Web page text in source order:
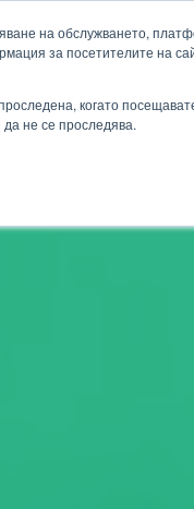
на обслужването,
за посетителите на
когато
не се проследява.